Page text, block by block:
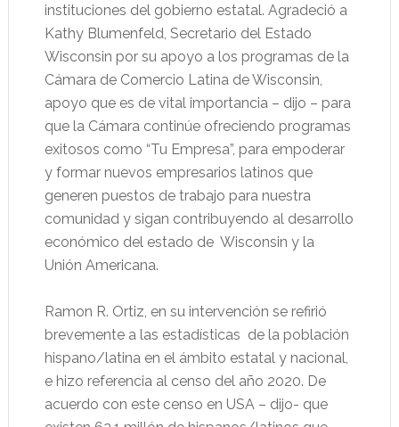
instituciones del gobierno estatal. Agradeció a
Kathy Blumenfeld, Secretario del Estado
Wisconsin por su apoyo a los programas de la
Cámara de Comercio Latina de Wisconsin,
apoyo que es de vital importancia – dijo – para
que la Cámara continúe ofreciendo programas
exitosos como “Tu Empresa”, para empoderar
y formar nuevos empresarios latinos que
generen puestos de trabajo para nuestra
comunidad y sigan contribuyendo al desarrollo
económico del estado de Wisconsin y la
Unión Americana.
Ramon R. Ortiz, en su intervención se refirió
brevemente a las estadísticas de la población
hispano/latina en el ámbito estatal y nacional,
e hizo referencia al censo del año 2020. De
acuerdo con este censo en USA – dijo- que